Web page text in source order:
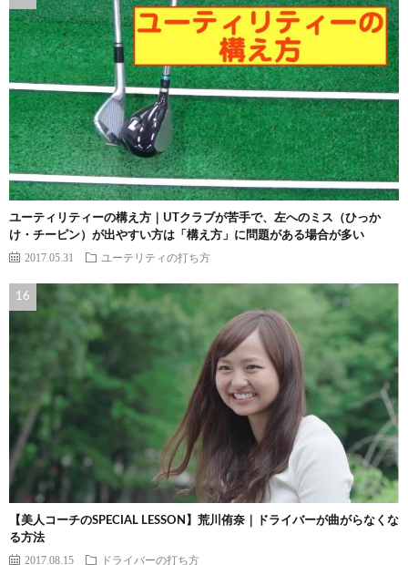
ユーティリティーの構え方｜UTクラブが苦手で、左へのミス（ひっか
け・チーピン）が出やすい方は「構え方」に問題がある場合が多い
2017.05.31 ユーテリティの打ち方
【美人コーチのSPECIAL LESSON】荒川侑奈｜ドライバーが曲がらなくな
る方法
2017.08.15 ドライバーの打ち方